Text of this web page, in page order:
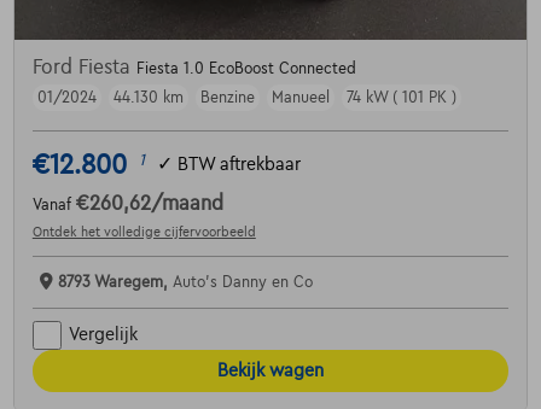
Ford Fiesta Fiesta 1.0 EcoBoost Connected
01/2024
44.130 km Benzine Manueel 74 kW ( 101 PK )
€12.800 1 ✓ BTW aftrekbaar
Vanaf €260,62/maand
Ontdek het volledige cijfervoorbeeld
8793 Waregem, Auto's Danny en Co
Vergelijk
Bekijk wagen